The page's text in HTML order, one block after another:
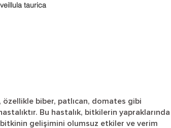
taurica
biber, patlıcan, domates gibi
Bu hastalık, bitkilerin yapraklarında
gelişimini olumsuz etkiler ve verim